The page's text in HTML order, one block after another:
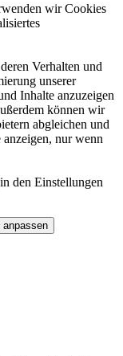
wir Cookies
Verhalten und
unserer
Inhalte anzuzeigen
können wir
abgleichen und
nur wenn
den Einstellungen
anpassen